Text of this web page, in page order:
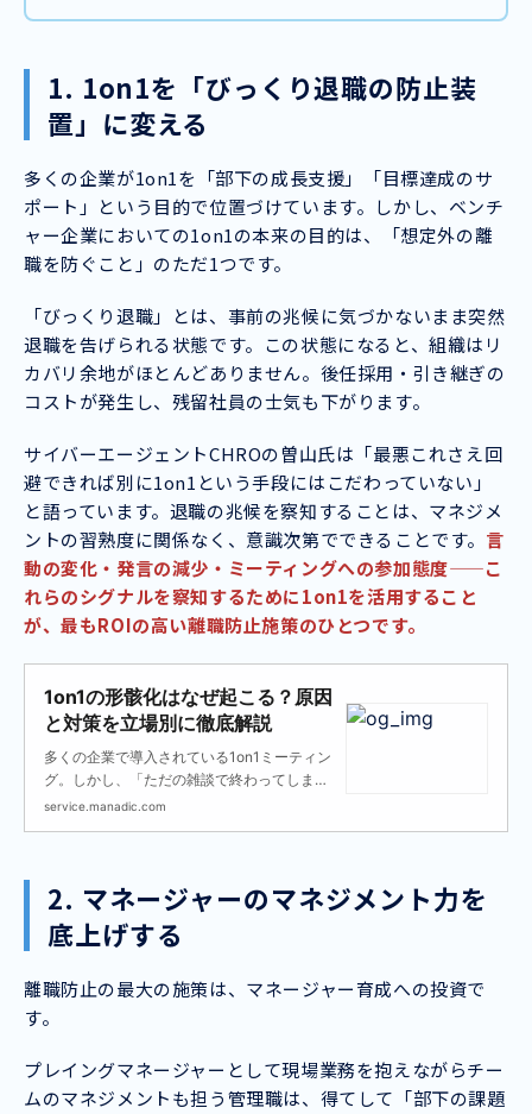
1. 1on1を「びっくり退職の防止装
置」に変える
多くの企業が1on1を「部下の成長支援」「目標達成のサ
ポート」という目的で位置づけています。しかし、ベンチ
ャー企業においての1on1の本来の目的は、「想定外の離
職を防ぐこと」のただ1つです。
「びっくり退職」とは、事前の兆候に気づかないまま突然
退職を告げられる状態です。この状態になると、組織はリ
カバリ余地がほとんどありません。後任採用・引き継ぎの
コストが発生し、残留社員の士気も下がります。
サイバーエージェントCHROの曽山氏は「最悪これさえ回
避できれば別に1on1という手段にはこだわっていない」
と語っています。退職の兆候を察知することは、マネジメ
ントの習熟度に関係なく、意識次第でできることです。 言
動の変化・発言の減少・ミーティングへの参加態度——こ
れらのシグナルを察知するために1on1を活用すること
が、最もROIの高い離職防止施策のひとつです。
1on1の形骸化はなぜ起こる？原因
と対策を立場別に徹底解説
多くの企業で導入されている1on1ミーティン
グ。しかし、「ただの雑談で終わってしま
う」「業務報告会になっている」など、形骸
service.manadic.com
2. マネージャーのマネジメント力を
底上げする
離職防止の最大の施策は、マネージャー育成への投資で
す。
プレイングマネージャーとして現場業務を抱えながらチー
ムのマネジメントも担う管理職は、得てして「部下の課題